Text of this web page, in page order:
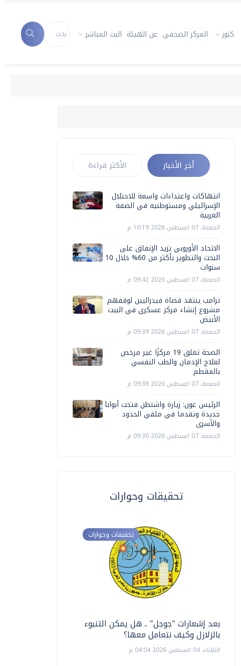
كنوز المركز الصحفى عن الهيئة البث المباشر
أخر الأخبار الأكثر قراءة
انتهاكات واعتداءات واسعة للاحتلال
الإسرائيلي ومستوطنيه في الضفة
الغربية
الجمعة، 07 اغسطس 2026 10:19 م
الاتحاد الأوروبي يزيد الإنفاق على
البحث والتطوير بأكثر من 60% خلال 10
سنوات
الجمعة، 07 اغسطس 2026 09:42 م
ترامب ينتقد قضاة فيدراليين لوقفهم
مشروع إنشاء مركز عسكري في البيت
الأبيض
الجمعة، 07 اغسطس 2026 09:39 م
الصحة تغلق 19 مركزًا غير مرخص
لعلاج الإدمان والطب النفسي
بالمقطم
الجمعة، 07 اغسطس 2026 09:38 م
الرئيس عون: زيارة واشنطن فتحت أبوابا
جديدة وتقدما في ملفي الحدود
والأسرى
الجمعة، 07 اغسطس 2026 09:30 م
تحقيقات وحوارات
تحقيقات وحوارات
بعد إشعارات "جوجل" .. هل يمكن التنبوء
بالزلازل وكيف نتعامل معها؟
الثلاثاء، 04 اغسطس 2026 04:04 م